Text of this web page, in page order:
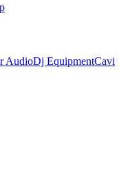
AudioDj EquipmentCavi